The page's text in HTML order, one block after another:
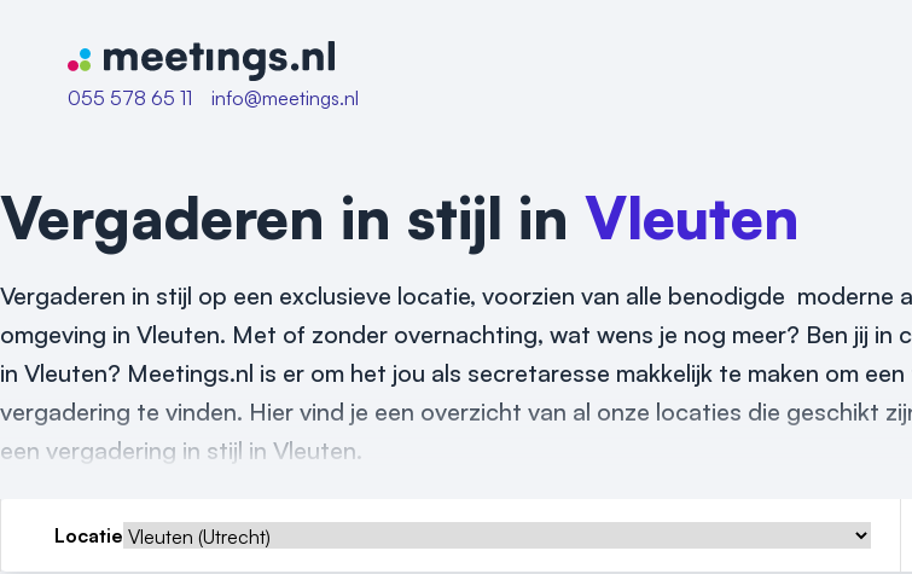
Naar home van Meetings
055 578 65 11
info@meetings.nl
Vergaderen in stijl in Vleuten
Vergaderen in stijl op een exclusieve locatie, voorzien van alle benodigde moderne
omgeving in Vleuten. Met of zonder overnachting, wat wens je nog meer? Ben jij in
in Vleuten? Meetings.nl is er om het jou als secretaresse makkelijk te maken om
vergadering te vinden. Hier vind je een overzicht van al onze locaties die geschikt
een vergadering in stijl in Vleuten.
Locatie